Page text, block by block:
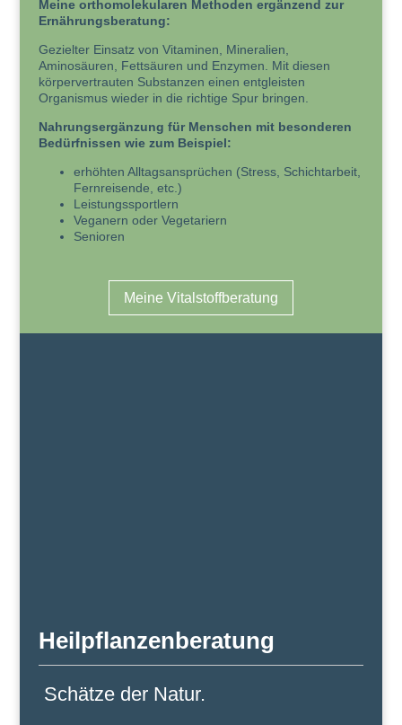
Meine orthomolekularen Methoden ergänzend zur
Ernährungsberatung:
Gezielter Einsatz von Vitaminen, Mineralien,
Aminosäuren, Fettsäuren und Enzymen. Mit diesen
körpervertrauten Substanzen einen entgleisten
Organismus wieder in die richtige Spur bringen.
Nahrungsergänzung für Menschen mit besonderen
Bedürfnissen wie zum Beispiel:
erhöhten Alltagsansprüchen (Stress, Schichtarbeit,
Fernreisende, etc.)
Leistungssportlern
Veganern oder Vegetariern
Senioren
Meine Vitalstoffberatung
Heilpflanzenberatung
Schätze der Natur.